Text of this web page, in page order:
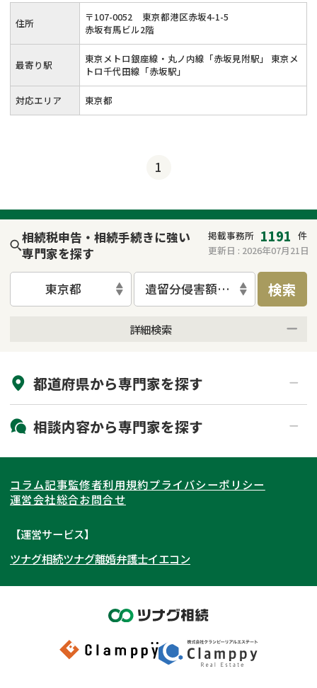
住所 〒107-0052
東京都港区赤坂4-1-5
赤坂有馬ビル2階
最寄り駅
東京メトロ銀座線・丸ノ内線「赤坂見附駅」 東京メ
トロ千代田線「赤坂駅」
対応エリア 東京都
1
相続税申告・相続手続きに強い
専門家を探す
掲載事務所 1191 件
更新日 : 2026年07月21日
東京都 遺留分侵害額請求 検索
詳細検索
初回相談無料
土日祝の相談可能
都道府県から専門家を探す
北海道・東北
北海道 青森県
岩手県 宮城県
秋田県
福島県
関東
東京都 神奈川県
埼玉県
茨城県 群馬県
東海
愛知県
岐阜県 山梨県
関西
大阪府 京都府
奈良県
和歌山県
北陸・甲信越
石川県
富山県
岡山県
九州・沖縄
相談内容から専門家を探す
相続登記
遺産分割
相続手続き
家族信託
成年後見・任意後見
相続財産調査
不動産評価(相続不動産)
相続トラブル
コラム記事監修者利用規約プライバシーポリシー
運営会社総合お問合せ
【運営サービス】
ツナグ相続ツナグ離婚弁護士イエコン